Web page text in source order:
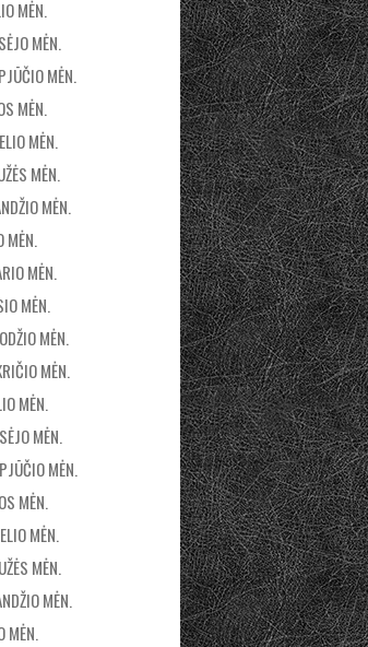
MĖN.
MĖN.
MĖN.
MĖN.
MĖN.
MĖN.
MĖN.
MĖN.
MĖN.
MĖN.
MĖN.
MĖN.
MĖN.
MĖN.
MĖN.
MĖN.
MĖN.
MĖN.
MĖN.
MĖN.